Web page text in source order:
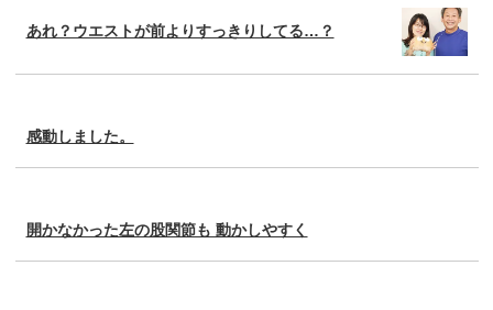
あれ？ウエストが前よりすっきりしてる…？
感動しました。
開かなかった左の股関節も 動かしやすく